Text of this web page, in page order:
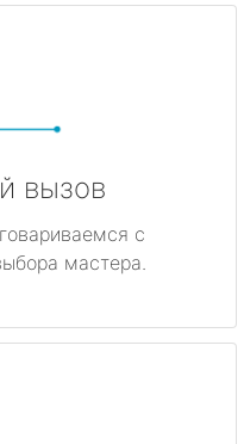
вызов
с
мастера.